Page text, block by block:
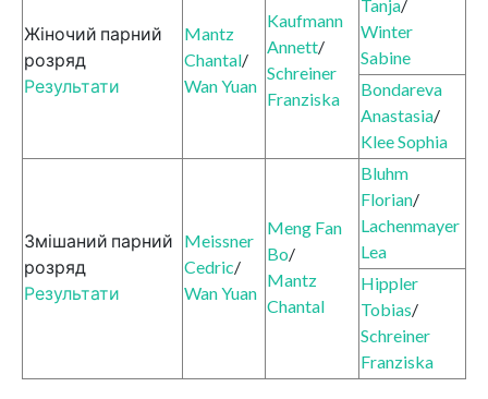
Жіночий парний
розряд
Результати
Mantz
Chantal/
Wan Yuan
Kaufmann
Annett/
Schreiner
Franziska
Tanja/
Winter
Sabine
Bondareva
Anastasia/
Klee Sophia
Змішаний парний
розряд
Результати
Meissner
Cedric/
Wan Yuan
Meng Fan
Bo/
Mantz
Chantal
Bluhm
Florian/
Lachenmayer
Lea
Hippler
Tobias/
Schreiner
Franziska